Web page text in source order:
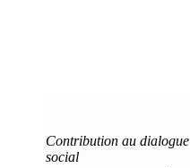
Contribution au dialogue
social